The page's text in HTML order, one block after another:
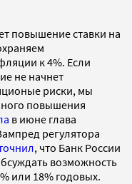
повышение ставки на
к 4%. Если
не начнет
риски, мы
повышения
в июне глава
регулятора
, что Банк России
возможность
или 18% годовых.